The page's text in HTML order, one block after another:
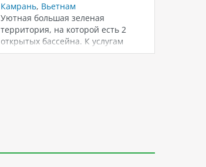
Камрань, Вьетнам
Уютная большая зеленая
территория, на которой есть 2
открытых бассейна. К услугам
гостей также круглосуточный…